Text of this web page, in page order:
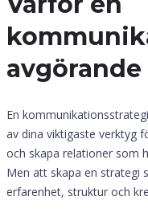
avgörande
En
av dina viktigaste verktyg
och skapa relationer som
Men att skapa en strategi
erfarenhet, struktur och